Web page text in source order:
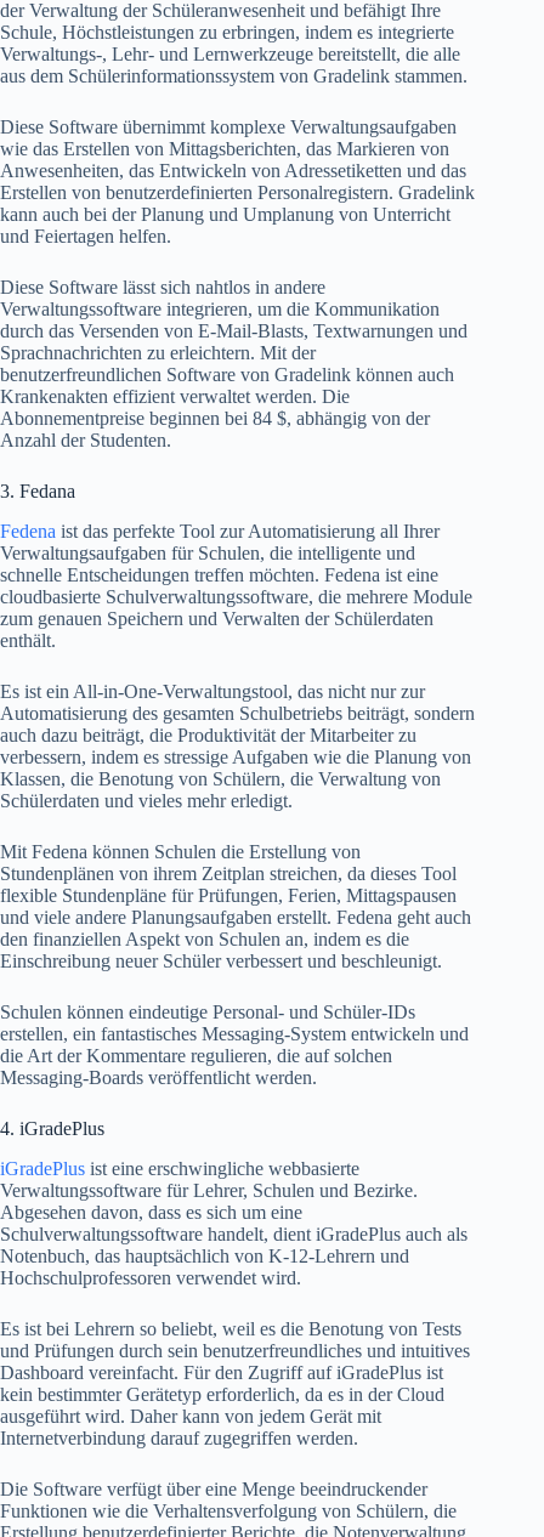
der Verwaltung der Schüleranwesenheit und befähigt Ihre
Schule, Höchstleistungen zu erbringen, indem es integrierte
Verwaltungs-, Lehr- und Lernwerkzeuge bereitstellt, die alle
aus dem Schülerinformationssystem von Gradelink stammen.
Diese Software übernimmt komplexe Verwaltungsaufgaben
wie das Erstellen von Mittagsberichten, das Markieren von
Anwesenheiten, das Entwickeln von Adressetiketten und das
Erstellen von benutzerdefinierten Personalregistern. Gradelink
kann auch bei der Planung und Umplanung von Unterricht
und Feiertagen helfen.
Diese Software lässt sich nahtlos in andere
Verwaltungssoftware integrieren, um die Kommunikation
durch das Versenden von E-Mail-Blasts, Textwarnungen und
Sprachnachrichten zu erleichtern. Mit der
benutzerfreundlichen Software von Gradelink können auch
Krankenakten effizient verwaltet werden. Die
Abonnementpreise beginnen bei 84 $, abhängig von der
Anzahl der Studenten.
3. Fedana
Fedena ist das perfekte Tool zur Automatisierung all Ihrer
Verwaltungsaufgaben für Schulen, die intelligente und
schnelle Entscheidungen treffen möchten. Fedena ist eine
cloudbasierte Schulverwaltungssoftware, die mehrere Module
zum genauen Speichern und Verwalten der Schülerdaten
enthält.
Es ist ein All-in-One-Verwaltungstool, das nicht nur zur
Automatisierung des gesamten Schulbetriebs beiträgt, sondern
auch dazu beiträgt, die Produktivität der Mitarbeiter zu
verbessern, indem es stressige Aufgaben wie die Planung von
Klassen, die Benotung von Schülern, die Verwaltung von
Schülerdaten und vieles mehr erledigt.
Mit Fedena können Schulen die Erstellung von
Stundenplänen von ihrem Zeitplan streichen, da dieses Tool
flexible Stundenpläne für Prüfungen, Ferien, Mittagspausen
und viele andere Planungsaufgaben erstellt. Fedena geht auch
den finanziellen Aspekt von Schulen an, indem es die
Einschreibung neuer Schüler verbessert und beschleunigt.
Schulen können eindeutige Personal- und Schüler-IDs
erstellen, ein fantastisches Messaging-System entwickeln und
die Art der Kommentare regulieren, die auf solchen
Messaging-Boards veröffentlicht werden.
4. iGradePlus
iGradePlus ist eine erschwingliche webbasierte
Verwaltungssoftware für Lehrer, Schulen und Bezirke.
Abgesehen davon, dass es sich um eine
Schulverwaltungssoftware handelt, dient iGradePlus auch als
Notenbuch, das hauptsächlich von K-12-Lehrern und
Hochschulprofessoren verwendet wird.
Es ist bei Lehrern so beliebt, weil es die Benotung von Tests
und Prüfungen durch sein benutzerfreundliches und intuitives
Dashboard vereinfacht. Für den Zugriff auf iGradePlus ist
kein bestimmter Gerätetyp erforderlich, da es in der Cloud
ausgeführt wird. Daher kann von jedem Gerät mit
Internetverbindung darauf zugegriffen werden.
Die Software verfügt über eine Menge beeindruckender
Funktionen wie die Verhaltensverfolgung von Schülern, die
Erstellung benutzerdefinierter Berichte, die Notenverwaltung